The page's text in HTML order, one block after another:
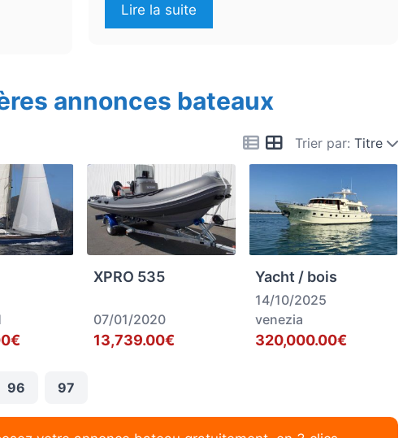
Lire la suite
annonces bateaux
Trier par: Titre
XPRO 535
07/01/2020
13,739.00€
Yacht / bois
14/10/2025
venezia
320,000.00€
96 97